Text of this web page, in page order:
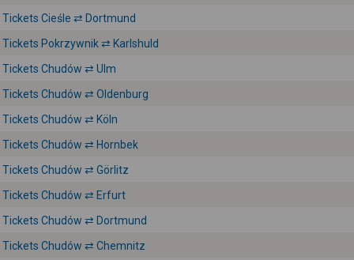
Tickets Cieśle ⇄ Dortmund
Tickets Pokrzywnik ⇄ Karlshuld
Tickets Chudów ⇄ Ulm
Tickets Chudów ⇄ Oldenburg
Tickets Chudów ⇄ Köln
Tickets Chudów ⇄ Hornbek
Tickets Chudów ⇄ Görlitz
Tickets Chudów ⇄ Erfurt
Tickets Chudów ⇄ Dortmund
Tickets Chudów ⇄ Chemnitz